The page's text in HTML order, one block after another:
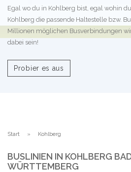
Egal wo du in Kohlberg bist, egal wohin
Kohlberg die passende Haltestelle bzw.
Millionen möglichen Busverbindungen
dabei sein!
Probier es aus
Start Kohlberg
BUSLINIEN IN KOHLBERG
WÜRTTEMBERG